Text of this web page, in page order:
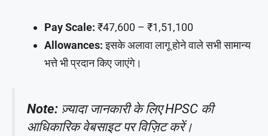
Pay Scale: ₹47,600 – ₹1,51,100
Allowances:इसके अलावा लागू होने वाले सभी सामान्य
भत्ते भी प्रदान किए जाएंगे।
Note: ज़्यादा जानकारी के लिए HPSC की
आधिकारिक वेबसाइट पर विज़िट करें।